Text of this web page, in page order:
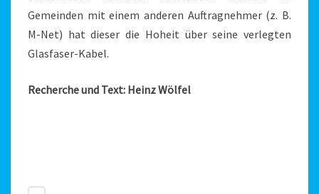
Gemeinden mit einem anderen Auftragnehmer (z. B.
M-Net) hat dieser die Hoheit über seine verlegten
Glasfaser-Kabel.
Recherche und Text: Heinz Wölfel